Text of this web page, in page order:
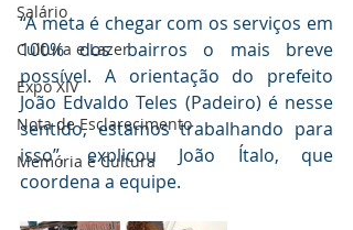
Salário
Cultura e Lazer
Expo XIV
Nota de Esclarecimento
Memória e Cultura
“A meta é chegar com os serviços em
100% dos bairros o mais breve
possível. A orientação do prefeito
João Edvaldo Teles (Padeiro) é nesse
sentido, estamos trabalhando para
isso”, explicou João Ítalo, que
coordena a equipe.